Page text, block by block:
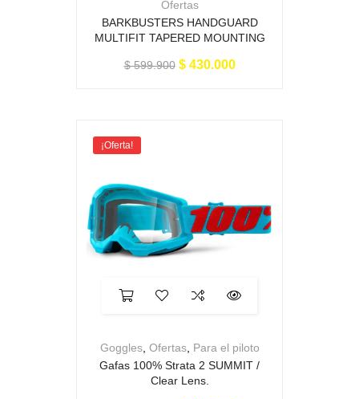
Ofertas
BARKBUSTERS HANDGUARD
MULTIFIT TAPERED MOUNTING
$599.900 $430.000
¡Oferta!
Goggles, Ofertas, Para el piloto
Gafas 100% Strata 2 SUMMIT /
Clear Lens.